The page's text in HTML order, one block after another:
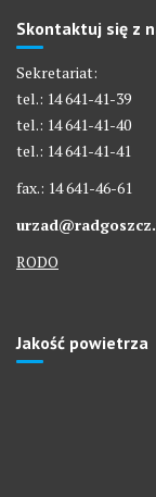
Skontaktuj się z
Sekretariat:
tel.: 14 641-41-39
tel.: 14 641-41-40
tel.: 14 641-41-41
fax.: 14 641-46-61
RODO
Jakość powietrza